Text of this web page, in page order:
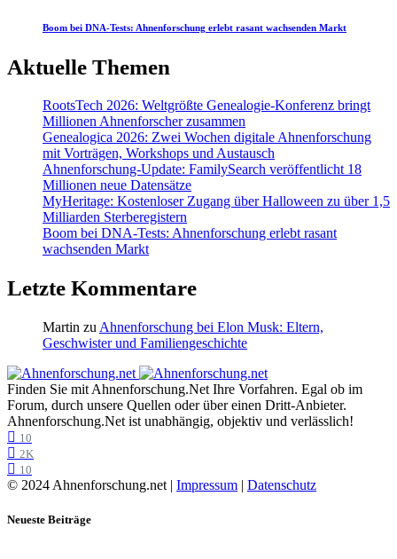
Boom bei DNA-Tests: Ahnenforschung erlebt rasant wachsenden Markt
Aktuelle Themen
RootsTech 2026: Weltgrößte Genealogie-Konferenz bringt
Millionen Ahnenforscher zusammen
Genealogica 2026: Zwei Wochen digitale Ahnenforschung
mit Vorträgen, Workshops und Austausch
Ahnenforschung-Update: FamilySearch veröffentlicht 18
Millionen neue Datensätze
MyHeritage: Kostenloser Zugang über Halloween zu über 1,5
Milliarden Sterberegistern
Boom bei DNA-Tests: Ahnenforschung erlebt rasant
wachsenden Markt
Letzte Kommentare
Martin zu Ahnenforschung bei Elon Musk: Eltern,
Geschwister und Familiengeschichte
Finden Sie mit Ahnenforschung.Net Ihre Vorfahren. Egal ob im
Forum, durch unsere Quellen oder über einen Dritt-Anbieter.
Ahnenforschung.Net ist unabhängig, objektiv und verlässlich!
10
2K
10
© 2024 Ahnenforschung.net | Impressum | Datenschutz
Neueste Beiträge